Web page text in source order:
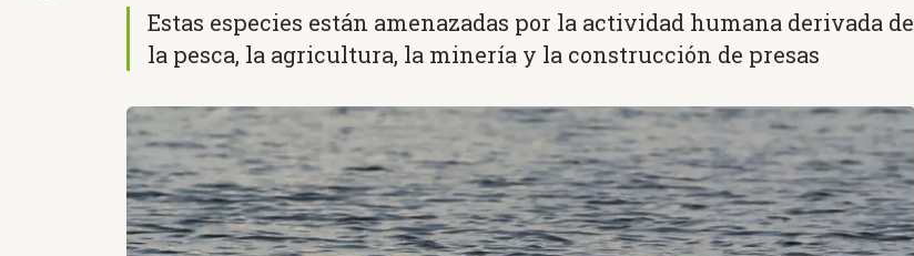
Estas especies están amenazadas por la actividad humana derivada de
la pesca, la agricultura, la minería y la construcción de presas